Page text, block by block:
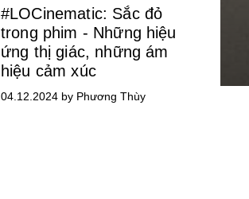
#LOCinematic: Sắc đỏ
trong phim - Những hiệu
ứng thị giác, những ám
hiệu cảm xúc
04.12.2024 by Phương Thùy